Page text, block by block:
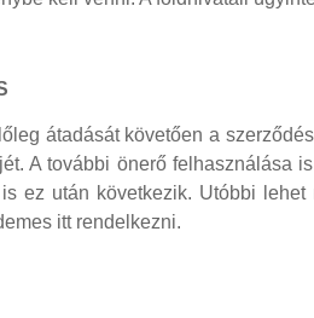
átadását követően a
A további önerő felhasználása
ez után következik. Utóbbi
itt rendelkezni.